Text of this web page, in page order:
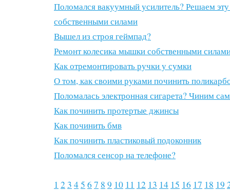
Поломался вакуумный усилитель? Решаем
собственными силами
Вышел из строя геймпад?
Ремонт колесика мышки собственными
Как отремонтировать ручки у сумки
О том, как своими руками починить
Поломалась электронная сигарета? Чиним
Как починить протертые джинсы
Как починить бмв
Как починить пластиковый подоконник
Поломался сенсор на телефоне?
1 2 3 45 6 7 8 9 10 11 12 13 14 15 16 17 18 19